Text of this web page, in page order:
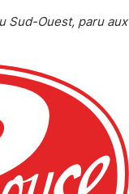
Sud-Ouest, paru aux